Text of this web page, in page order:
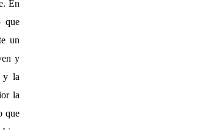
En
que
un
y
y la
la
que